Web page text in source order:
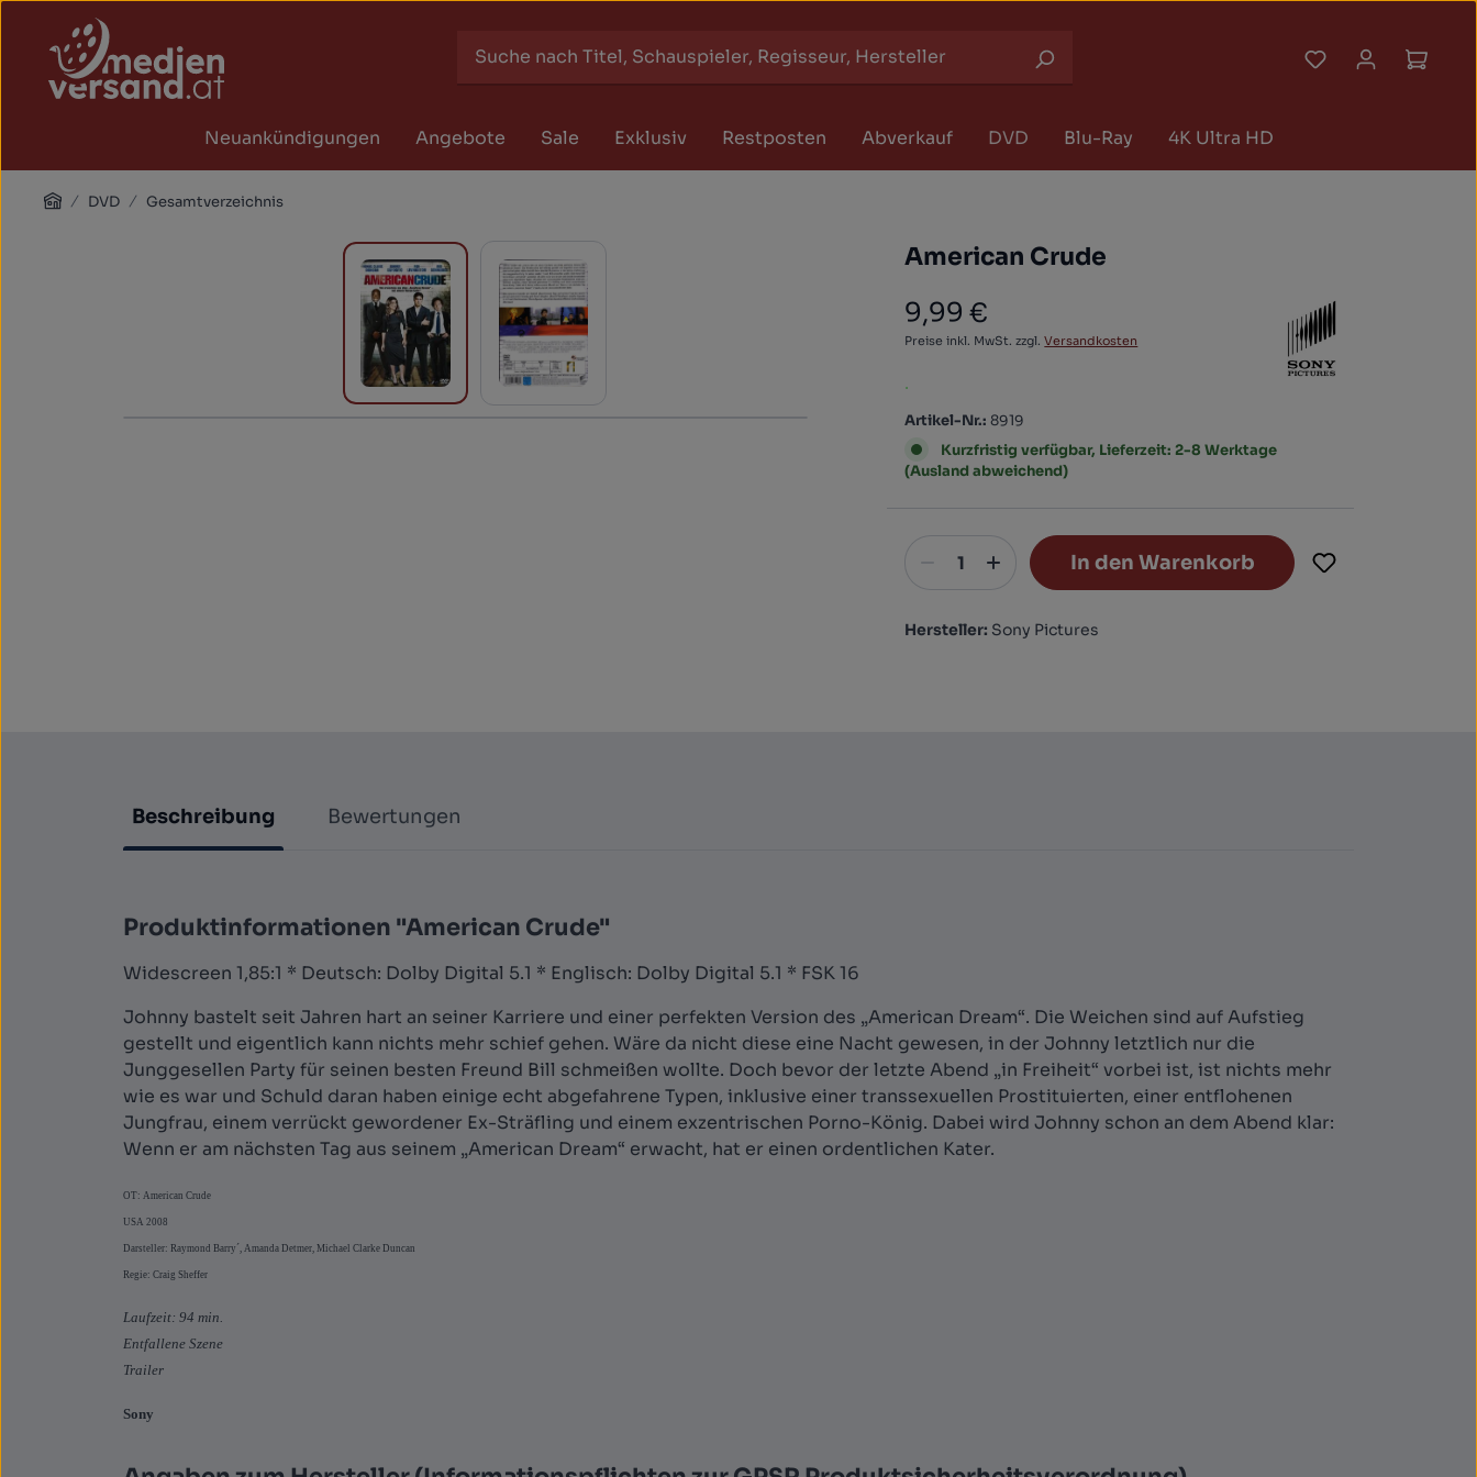
Zum Hauptinhalt springen
Zur Suche springen
Zur Hauptnavigation springen
Du hast 0
Neuankündigungen Angebote Sale Exklusiv Restposten Abverkauf DVD Blu-Ray 4K Ultra HD
HomeDVD Gesamtverzeichnis
Bildergalerie überspringen American Crude
Regulärer Preis:
9,99 €
Preise inkl. MwSt. zzgl.Versandkosten
.
Artikel-Nr.:8919
Kurzfristig verfügbar, Lieferzeit: 2-8 Werktage
(Ausland abweichend)
In den Warenkorb
Hersteller: Sony Pictures
Beschreibung Bewertungen
Produktinformationen "American Crude"
Widescreen 1,85:1 * Deutsch: Dolby Digital 5.1 * Englisch: Dolby Digital 5.1 * FSK 16
Johnny bastelt seit Jahren hart an seiner Karriere und einer perfekten Version des „American Dream“. Die Weichen sind auf Aufstieg
gestellt und eigentlich kann nichts mehr schief gehen. Wäre da nicht diese eine Nacht gewesen, in der Johnny letztlich nur die
Junggesellen Party für seinen besten Freund Bill schmeißen wollte. Doch bevor der letzte Abend „in Freiheit“ vorbei ist, ist nichts mehr
wie es war und Schuld daran haben einige echt abgefahrene Typen, inklusive einer transsexuellen Prostituierten, einer entflohenen
Jungfrau, einem verrückt gewordener Ex-Sträfling und einem exzentrischen Porno-König. Dabei wird Johnny schon an dem Abend klar:
Wenn er am nächsten Tag aus seinem „American Dream“ erwacht, hat er einen ordentlichen Kater.
OT: American Crude
USA 2008
Darsteller: Raymond Barry´, Amanda Detmer, Michael Clarke Duncan
Regie: Craig Sheffer
Laufzeit: 94 min.
Entfallene Szene
Trailer
Sony